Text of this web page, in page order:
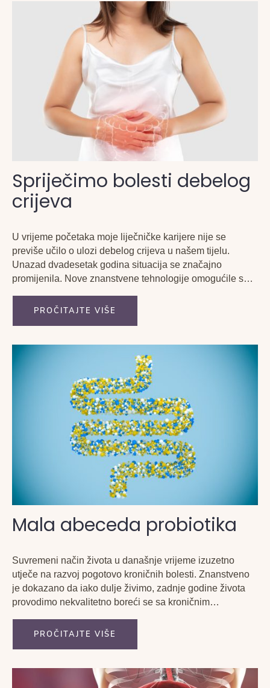
Spriječimo bolesti debelog
crijeva
U vrijeme početaka moje liječničke karijere nije se
previše učilo o ulozi debelog crijeva u našem tijelu.
Unazad dvadesetak godina situacija se značajno
promijenila. Nove znanstvene tehnologije omogućile su
što do tada nije bilo moguće.
PROČITAJTE VIŠE
Mala abeceda probiotika
Suvremeni način života u današnje vrijeme izuzetno
utječe na razvoj pogotovo kroničnih bolesti. Znanstveno
je dokazano da iako dulje živimo, zadnje godine života
provodimo nekvalitetno boreći se sa kroničnim
PROČITAJTE VIŠE